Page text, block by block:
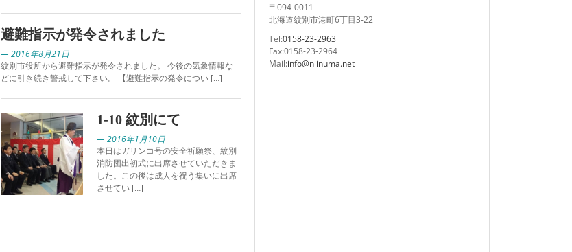
避難指示が発令されました
— 2016年8月21日
紋別市役所から避難指示が発令されました。 今後の気象情報な
どに引き続き警戒して下さい。 【避難指示の発令につい […]
1-10 紋別にて
— 2016年1月10日
本日はガリンコ号の安全祈願祭、紋別
消防団出初式に出席させていただきま
した。この後は成人を祝う集いに出席
させてい […]
〒094-0011
北海道紋別市港町6丁目3-22
Tel:0158-23-2963
Fax:0158-23-2964
Mail:info@niinuma.net